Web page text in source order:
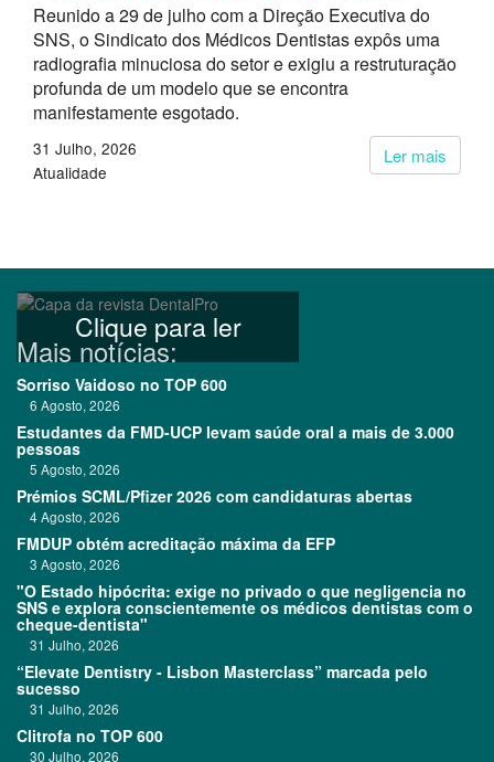
Reunido a 29 de julho com a Direção Executiva do
SNS, o Sindicato dos Médicos Dentistas expôs uma
radiografia minuciosa do setor e exigiu a restruturação
profunda de um modelo que se encontra
manifestamente esgotado.
Ler mais
31 Julho, 2026
Atualidade
Clique para ler
Mais notícias:
Sorriso Vaidoso no TOP 600
6 Agosto, 2026
Estudantes da FMD-UCP levam saúde oral a mais de 3.000
pessoas
5 Agosto, 2026
Prémios SCML/Pfizer 2026 com candidaturas abertas
4 Agosto, 2026
FMDUP obtém acreditação máxima da EFP
3 Agosto, 2026
"O Estado hipócrita: exige no privado o que negligencia no
SNS e explora conscientemente os médicos dentistas com o
cheque-dentista"
31 Julho, 2026
“Elevate Dentistry - Lisbon Masterclass” marcada pelo
sucesso
31 Julho, 2026
Clitrofa no TOP 600
30 Julho, 2026